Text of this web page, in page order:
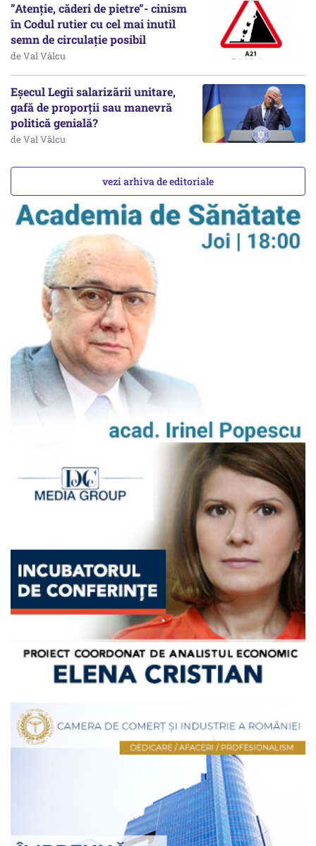
”Atenție, căderi de pietre”- cinism
în Codul rutier cu cel mai inutil
semn de circulație posibil
de Val Vâlcu
Eșecul Legii salarizării unitare,
gafă de proporții sau manevră
politică genială?
de Val Vâlcu
vezi arhiva de editoriale